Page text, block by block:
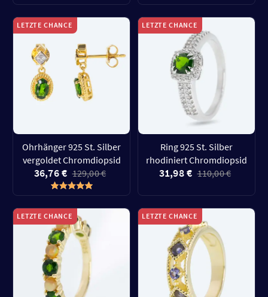
LETZTE CHANCE
Ohrhänger 925 St. Silber
vergoldet Chromdiopsid
36,76 € 129,00 €
LETZTE CHANCE
Ring 925 St. Silber
rhodiniert Chromdiopsid
31,98 € 110,00 €
LETZTE CHANCE LETZTE CHANCE